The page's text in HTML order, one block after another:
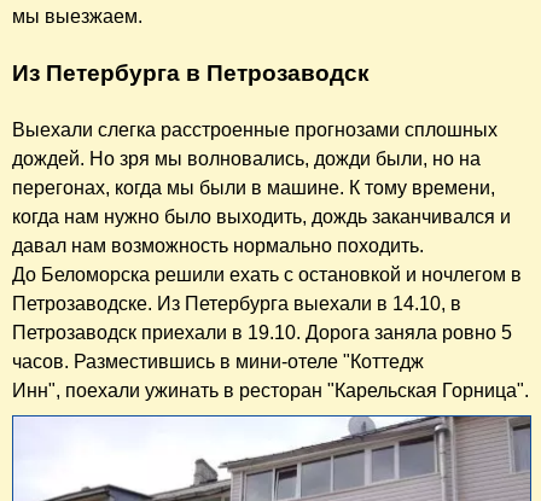
мы выезжаем.
Из Петербурга в Петрозаводск
Выехали слегка расстроенные прогнозами сплошных
дождей. Но зря мы волновались, дожди были, но на
перегонах, когда мы были в машине. К тому времени,
когда нам нужно было выходить, дождь заканчивался и
давал нам возможность нормально походить.
До Беломорска решили ехать с остановкой и ночлегом в
Петрозаводске. Из Петербурга выехали в 14.10, в
Петрозаводск приехали в 19.10. Дорога заняла ровно 5
часов. Разместившись в мини-отеле "Коттедж
Инн", поехали ужинать в ресторан "Карельская Горница".